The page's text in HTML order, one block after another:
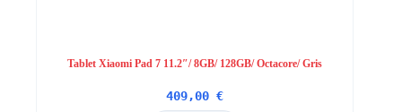
Tablet Xiaomi Pad 7 11.2″/ 8GB/ 128GB/ Octacore/ Gris
409,00€